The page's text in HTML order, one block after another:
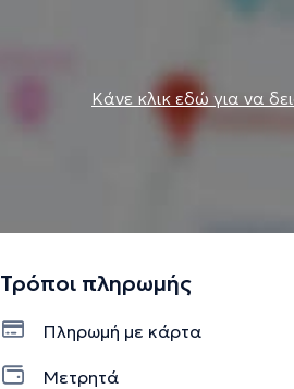
Κάνε κλικ εδώ για να
Τρόποι πληρωμής
Πληρωμή με κάρτα
Μετρητά